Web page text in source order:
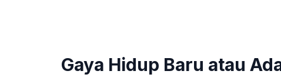
Gaya Hidup Baru atau